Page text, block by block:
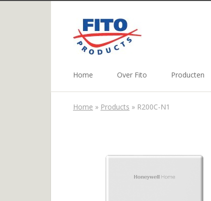
Home Over Fito Producten
Home » Products » R200C-N1